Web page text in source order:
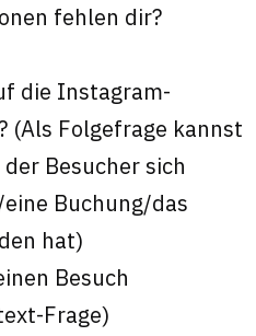
fehlen dir?
die Instagram-
(Als Folgefrage kannst
Besucher sich
Buchung/das
hat)
Besuch
Frage)